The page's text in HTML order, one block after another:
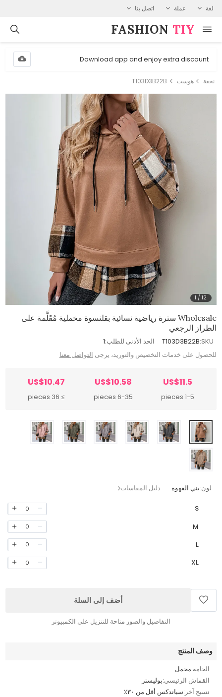
لغة عملة اتصل بنا
FASHION⁠ TIY
Download app and enjoy extra discount
نحفة هوست T103D3B22B
1 /12
Wholesale سترة رياضية نسائية بقلنسوة مخملية مُقَلَّمة على
الطراز الرجعي
SKU:
T103D3B22B الحد الأدنى للطلب:1
للحصول على خدمات التخصيص والتوريد، يرجى التواصل معنا
US$11.5
1-5 pieces
US$10.58
6-35 pieces
US$10.47
≥ 36 pieces
لون:بني القهوة دليل المقاسات
S
0
M
0
L
0
XL
0
أضف إلى السلة
التفاصيل والصور متاحة للتنزيل على الكمبيوتر
وصف المنتج
الخامة:مخمل
القماش الرئيسي:بوليستر
نسيج آخر:سباندكس أقل من ٣٠٪